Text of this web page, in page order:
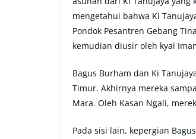
mengetahui bahwa Ki
Pondok Pesantren Gebang
kemudian diusir oleh kyai
Bagus Burham dan Ki
Timur. Akhirnya mereka
Mara. Oleh Kasan Ngali,
Pada sisi lain, kepergian